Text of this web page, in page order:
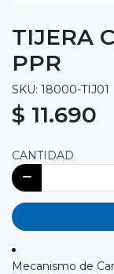
TIJERA
PPR
SKU: 18000-TIJ01
$ 11.690
CANTIDAD
Mecanismo de